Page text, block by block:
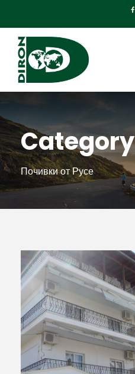
Category
Почивки от Русе